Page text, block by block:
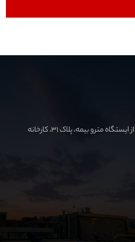
تهران، میدان آزادی، اتوبان لشگری، بعد از ایستگاه مترو بیمه، پلاک ۳۱، کارخانه